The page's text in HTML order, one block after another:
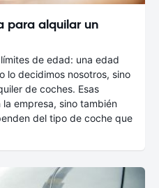
para alquilar un
de edad: una edad
lo decidimos nosotros, sino
de coches. Esas
empresa, sino también
del tipo de coche que